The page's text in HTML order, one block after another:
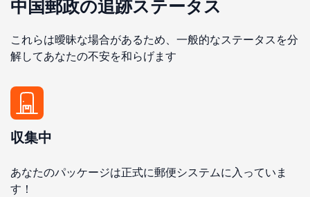
中国郵政の追跡ステータス
これらは曖昧な場合があるため、一般的なステータスを分
解してあなたの不安を和らげます
収集中
あなたのパッケージは正式に郵便システムに入っていま
す！